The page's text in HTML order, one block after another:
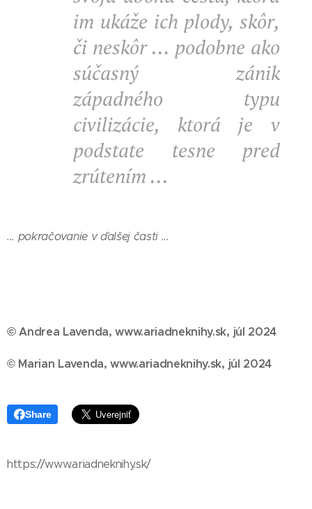
im ukáže ich plody, skôr,
či neskôr ... podobne ako
súčasný zánik
západného typu
civilizácie, ktorá je v
podstate tesne pred
zrútením ...
... pokračovanie v ďalšej časti ...
©Andrea Lavenda, www.ariadneknihy.sk, júl 2024
© Marian Lavenda, www.ariadneknihy.sk, júl 2024
Share
https://www.ariadneknihy.sk/